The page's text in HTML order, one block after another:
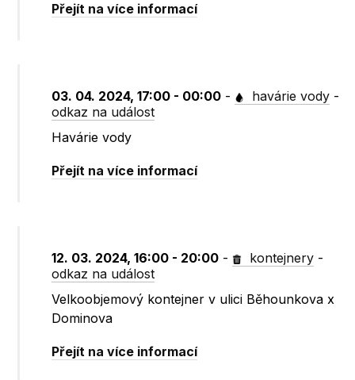
Přejít na více informací
03. 04. 2024, 17:00 - 00:00 - havárie vody -
odkaz na událost
Havárie vody
Přejít na více informací
12. 03. 2024, 16:00 - 20:00 - kontejnery -
odkaz na událost
Velkoobjemový kontejner v ulici Běhounkova x
Dominova
Přejít na více informací